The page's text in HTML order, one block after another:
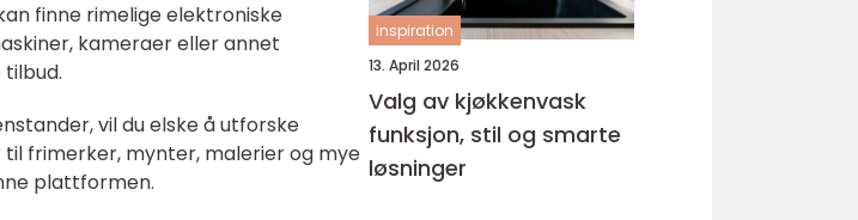
finne rimelige elektroniske
kameraer eller annet
vil du elske å utforske
frimerker, mynter, malerier og mye
plattformen.
inspiration
13. April 2026
Valg av kjøkkenvask
funksjon, stil og smarte
løsninger